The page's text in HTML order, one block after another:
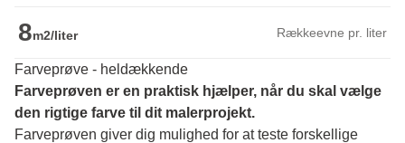
8m2/liter Rækkeevne pr. liter
Farveprøve - heldækkende
Farveprøven er en praktisk hjælper, når du skal vælge
den rigtige farve til dit malerprojekt.
Farveprøven giver dig mulighed for at teste forskellige